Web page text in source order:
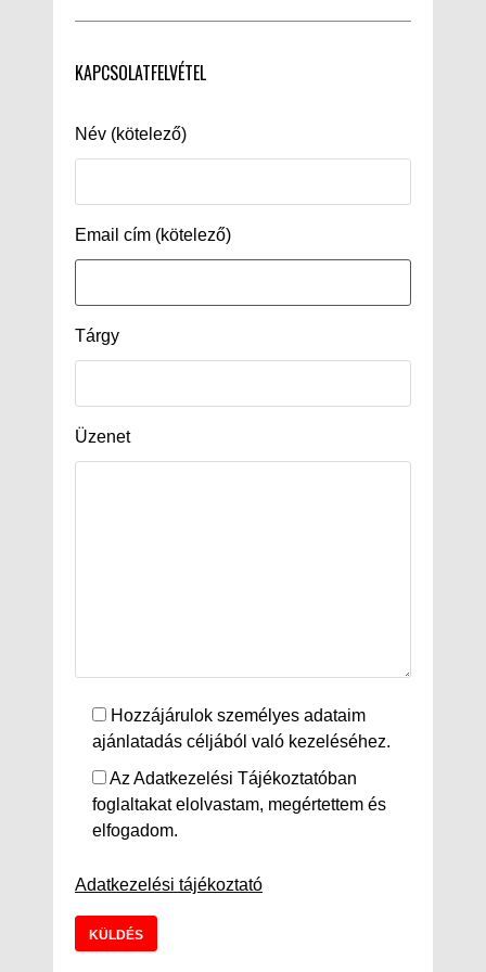
KAPCSOLATFELVÉTEL
Név (kötelező)
Email cím (kötelező)
Tárgy
Üzenet
Hozzájárulok személyes adataim
ajánlatadás céljából való kezeléséhez.
Az Adatkezelési Tájékoztatóban
foglaltakat elolvastam, megértettem és
elfogadom.
Adatkezelési tájékoztató